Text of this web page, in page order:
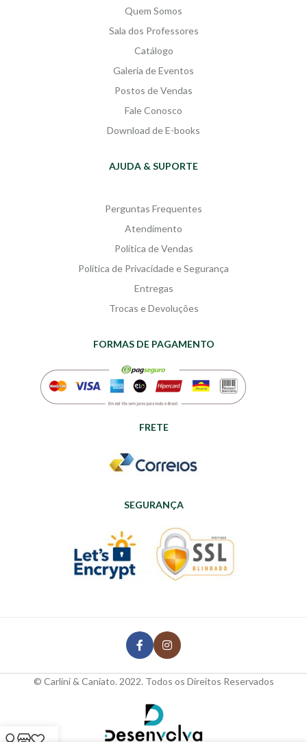
Quem Somos
Sala dos Professores
Catálogo
Galeria de Eventos
Postos de Vendas
Fale Conosco
Download de E-books
AJUDA & SUPORTE
Perguntas Frequentes
Atendimento
Política de Vendas
Política de Privacidade e Segurança
Entregas
Trocas e Devoluções
FORMAS DE PAGAMENTO
FRETE
SEGURANÇA
© Carlini & Caniato. 2022. Todos os Direitos Reservados